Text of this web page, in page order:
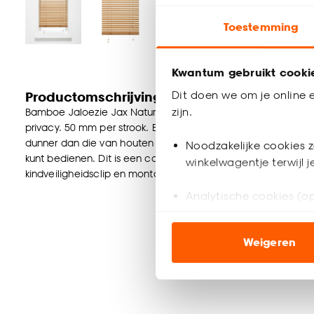
Toestemming
Kwantum gebruikt
Dit doen we om je online
zijn.
Noodzakelijke cookies
winkelwagentje terwijl
Analytische cookies
ook buiten de
Klik op ‘Ja, alles
noodzakelijke cookies
Weigeren
Productomschrijving
Bamboe Jaloezie Jax Naturel met een mat gelakte
privacy. 50 mm per strook. Eenvoudig zelf te monteren aan
dunner dan die van houten jaloezieën. Dat betekent ook
kunt bedienen. Dit is een complete set incl. schroeven,
kindveiligheidsclip en montagehandleiding. Verkrijgbaar in